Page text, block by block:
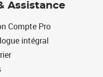
Assistance
Compte Pro
intégral